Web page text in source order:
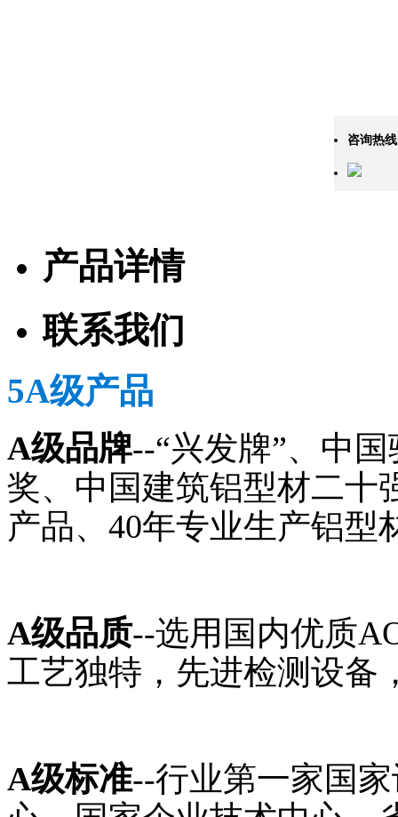
咨询热
产品详情
联系我们
5A级产品
A级品牌--“兴发牌”、中
奖、中国建筑铝型材二十
产品、40年专业生产铝型
A级品质--选用国内优质
工艺独特，先进检测设备
A级标准--行业第一家国